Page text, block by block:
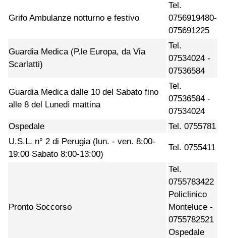
Grifo Ambulanze notturno e festivo
Tel.
0756919480-
075691225
Guardia Medica (P.le Europa, da Via
Scarlatti)
Tel.
07534024 -
07536584
Guardia Medica dalle 10 del Sabato fino
alle 8 del Lunedì mattina
Tel.
07536584 -
07534024
Ospedale
Tel. 0755781
U.S.L. n° 2 di Perugia (lun. - ven. 8:00-
19:00 Sabato 8:00-13:00)
Tel. 0755411
Pronto Soccorso
Tel.
0755783422
Policlinico
Monteluce -
0755782521
Ospedale